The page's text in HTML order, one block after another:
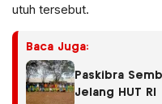
utuh tersebut.
Baca Juga:
Paskibra
Jelang HUT RI